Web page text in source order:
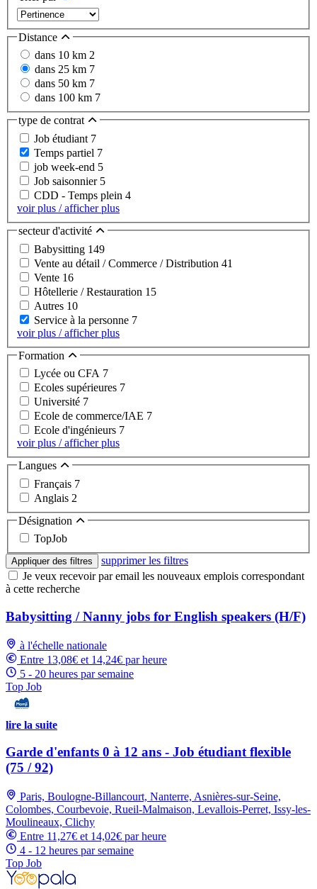
Distance
dans 10 km 2
dans 25 km 7
dans 50 km 7
dans 100 km 7
type de contrat
Job étudiant 7
Temps partiel 7
job week-end 5
Job saisonnier 5
CDD - Temps plein 4
voir plus / afficher plus
secteur d'activité
Babysitting 149
Vente au détail / Commerce / Distribution 41
Vente 16
Hôtellerie / Restauration 15
Autres 10
Service à la personne 7
voir plus / afficher plus
Formation
Lycée ou CFA 7
Ecoles supérieures 7
Université 7
Ecole de commerce/IAE 7
Ecole d'ingénieurs 7
voir plus / afficher plus
Langues
Français 7
Anglais 2
Désignation
TopJob
Appliquer des filtres
supprimer les filtres
Je veux recevoir par email les nouveaux emplois correspondant
à cette recherche
Babysitting / Nanny jobs for English speakers (H/F)
à l'échelle nationale
Entre 13,08€ et 14,24€ par heure
5 - 20 heures par semaine
Top Job
lire la suite
Garde d'enfants 0 à 12 ans - Job étudiant flexible
(75 / 92)
Paris, Boulogne-Billancourt, Nanterre, Asnières-sur-Seine,
Colombes, Courbevoie, Rueil-Malmaison, Levallois-Perret, Issy-les-
Moulineaux, Clichy
Entre 11,27€ et 14,02€ par heure
4 - 12 heures par semaine
Top Job